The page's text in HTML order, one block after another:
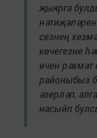
җыярга
сезнең
көчегезне
өчен рәхмәт
районыбыз
әзерләп,
насыйп